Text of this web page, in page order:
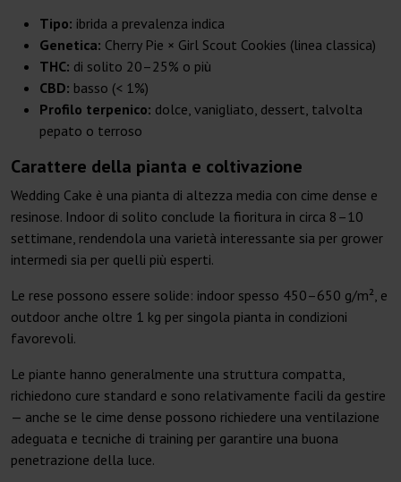
Tipo: ibrida a prevalenza indica
Genetica: Cherry Pie × Girl Scout Cookies (linea classica)
THC: di solito 20–25% o più
CBD: basso (< 1%)
Profilo terpenico: dolce, vanigliato, dessert, talvolta
pepato o terroso
Carattere della pianta e coltivazione
Wedding Cake è una pianta di altezza media con cime dense e
resinose. Indoor di solito conclude la fioritura in circa 8–10
settimane, rendendola una varietà interessante sia per grower
intermedi sia per quelli più esperti.
Le rese possono essere solide: indoor spesso 450–650 g/m², e
outdoor anche oltre 1 kg per singola pianta in condizioni
favorevoli.
Le piante hanno generalmente una struttura compatta,
richiedono cure standard e sono relativamente facili da gestire
— anche se le cime dense possono richiedere una ventilazione
adeguata e tecniche di training per garantire una buona
penetrazione della luce.